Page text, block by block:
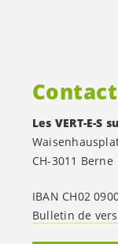
Contact
Les VERT-E-S
CH-3011 Berne
IBAN CH02
Bulletin de